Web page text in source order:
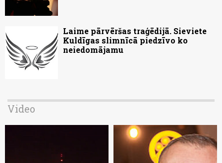
Laime pārvēršas traģēdijā. Sieviete
Kuldīgas slimnīcā piedzīvo ko
neiedomājamu
Video